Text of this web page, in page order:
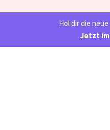
Hol dir die
Jetzt